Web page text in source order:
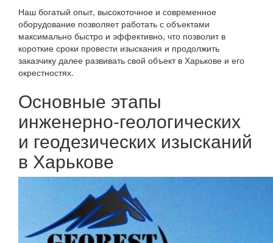
Наш богатый опыт, высокоточное и современное
оборудование позволяет работать с объектами
максимально быстро и эффективно, что позволит в
короткие сроки провести изыскания и продолжить
заказчику далее развивать свой объект в Харькове и его
окрестностях.
Основные этапы
инженерно-геологических
и геодезических изысканий
в Харькове